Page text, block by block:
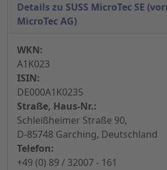
Details zu SUSS MicroTec SE
MicroTec AG)
WKN:
A1K023
ISIN:
DE000A1K0235
Straße, Haus-Nr.:
Schleißheimer Straße 90,
D-85748 Garching, Deutschland
Telefon:
+49 (0) 89 / 32007 - 161